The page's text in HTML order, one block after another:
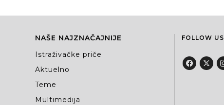
NAŠE NAJZNAČAJNIJE
Istraživačke priče
Aktuelno
Teme
Multimedija
FOLLOW US